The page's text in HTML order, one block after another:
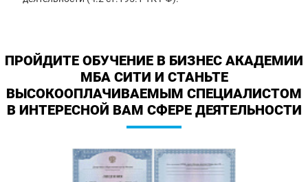
ПРОЙДИТЕ ОБУЧЕНИЕ В БИЗНЕС АКАДЕМИИ
МБА СИТИ И СТАНЬТЕ
ВЫСОКООПЛАЧИВАЕМЫМ СПЕЦИАЛИСТОМ
В ИНТЕРЕСНОЙ ВАМ СФЕРЕ ДЕЯТЕЛЬНОСТИ